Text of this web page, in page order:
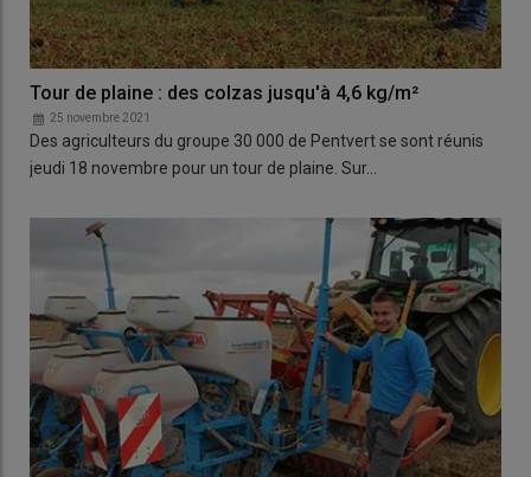
Tour de plaine : des colzas jusqu'à 4,6 kg/m²
25 novembre 2021
Des agriculteurs du groupe 30 000 de Pentvert se sont réunis
jeudi 18 novembre pour un tour de plaine. Sur…